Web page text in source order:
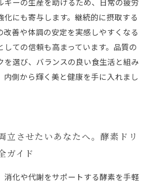
化にも寄与します。継続的に摂取する
改善や体調の安定を実感しやすくなる
しての信頼も高まっています。品質の
を選び、バランスの良い食生活と組み
内側から輝く美と健康を手に入れまし
立させたいあなたへ。酵素ドリ
ガイド
消化や代謝をサポートする酵素を手軽